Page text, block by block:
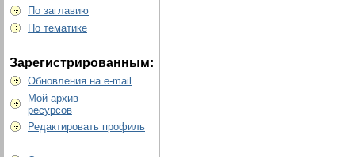
По заглавию
По тематике
Зарегистрированным:
Обновления на e-mail
Мой архив
ресурсов
Редактировать профиль